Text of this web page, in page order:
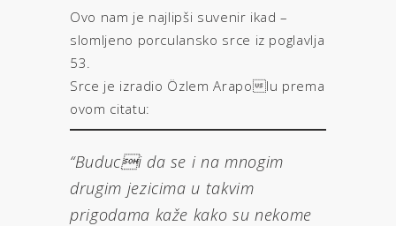
Ovo nam je najlipši suvenir ikad –
slomljeno porculansko srce iz poglavlja
53.
Srce je izradio Özlem Arapolu prema
ovom citatu:
“Buduci da se i na mnogim
drugim jezicima u takvim
prigodama kaže kako su nekome